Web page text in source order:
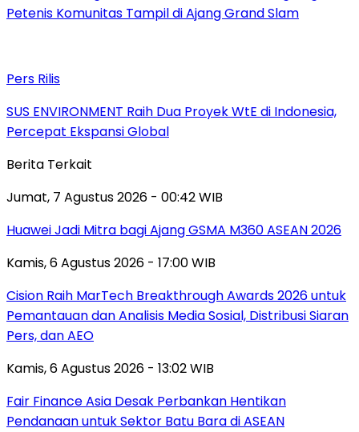
Petenis Komunitas Tampil di Ajang Grand Slam
Pers Rilis
SUS ENVIRONMENT Raih Dua Proyek WtE di Indonesia,
Percepat Ekspansi Global
Berita Terkait
Jumat, 7 Agustus 2026 - 00:42 WIB
Huawei Jadi Mitra bagi Ajang GSMA M360 ASEAN 2026
Kamis, 6 Agustus 2026 - 17:00 WIB
Cision Raih MarTech Breakthrough Awards 2026 untuk
Pemantauan dan Analisis Media Sosial, Distribusi Siaran
Pers, dan AEO
Kamis, 6 Agustus 2026 - 13:02 WIB
Fair Finance Asia Desak Perbankan Hentikan
Pendanaan untuk Sektor Batu Bara di ASEAN